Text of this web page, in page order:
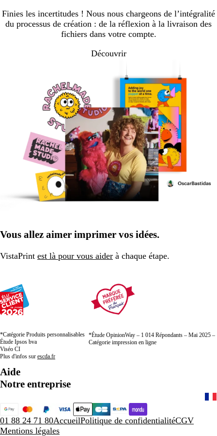
Finies les incertitudes ! Nous nous chargeons de l’intégralité
du processus de création : de la réflexion à la livraison des
fichiers dans votre compte.
Découvrir
Vous allez aimer imprimer vos idées.
VistaPrint est là pour vous aider à chaque étape.
*Catégorie Produits personnalisables
Étude Ipsos bva
Viséo CI
Plus d'infos sur escda.fr
*Étude OpinionWay – 1 014 Répondants – Mai 2025 –
Catégorie impression en ligne
Aide
Notre entreprise
01 88 24 71 80AccueilPolitique de confidentialitéCGV
Mentions légales